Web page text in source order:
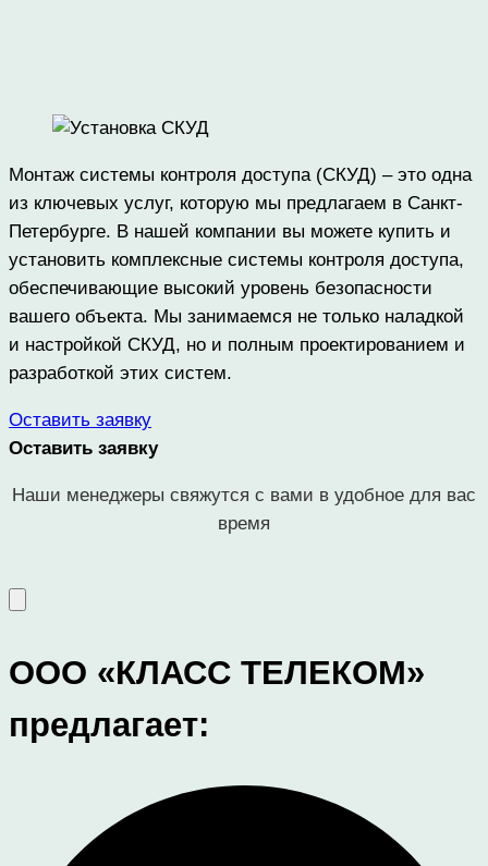
Монтаж системы контроля доступа (СКУД) – это одна
из ключевых услуг, которую мы предлагаем в Санкт-
Петербурге. В нашей компании вы можете купить и
установить комплексные системы контроля доступа,
обеспечивающие высокий уровень безопасности
вашего объекта. Мы занимаемся не только наладкой
и настройкой СКУД, но и полным проектированием и
разработкой этих систем.
Оставить заявку
Оставить заявку
Наши менеджеры свяжутся с вами в удобное для вас
время
ООО «КЛАСС ТЕЛЕКОМ»
предлагает: